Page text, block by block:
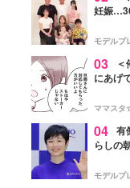
妊娠
よ！」
モデルプ
03
にあげ
ママスタ
04 有
らしの
そう」
モデルプ